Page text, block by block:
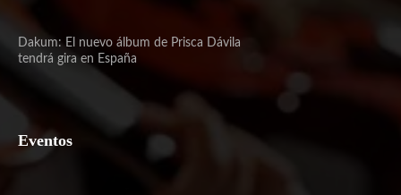
Dakum: El nuevo álbum de Prisca Dávila
tendrá gira en España
Eventos